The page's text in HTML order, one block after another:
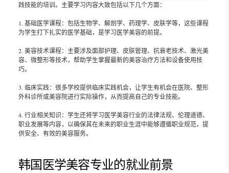
践技能的培训。主要学习内容大致包括以下几个方面：
1. 基础医学课程：包括生物学、解剖学、药理学、皮肤学等，这些课程
为学生打下扎实的医学基础，是学习医学美容的前提。
2. 美容技术课程：主要涉及面部护理、皮肤管理、抗衰老技术、激光美
容、微整形等技术，帮助学生掌握最新的美容治疗方法和设备使用技
巧。
3. 临床实践：很多学校提供临床实践机会，让学生有机会在医院、整形
外科诊所或美容院进行实际操作，从而提高自己的专业技能。
4. 行业相关知识：学生还将学习医学美容行业的法律法规、伦理道德、
职业发展等内容，以确保其在未来的职业生涯中能够遵循职业规范，提
供安全、有效的美容服务。
韩国医学美容专业的就业前景